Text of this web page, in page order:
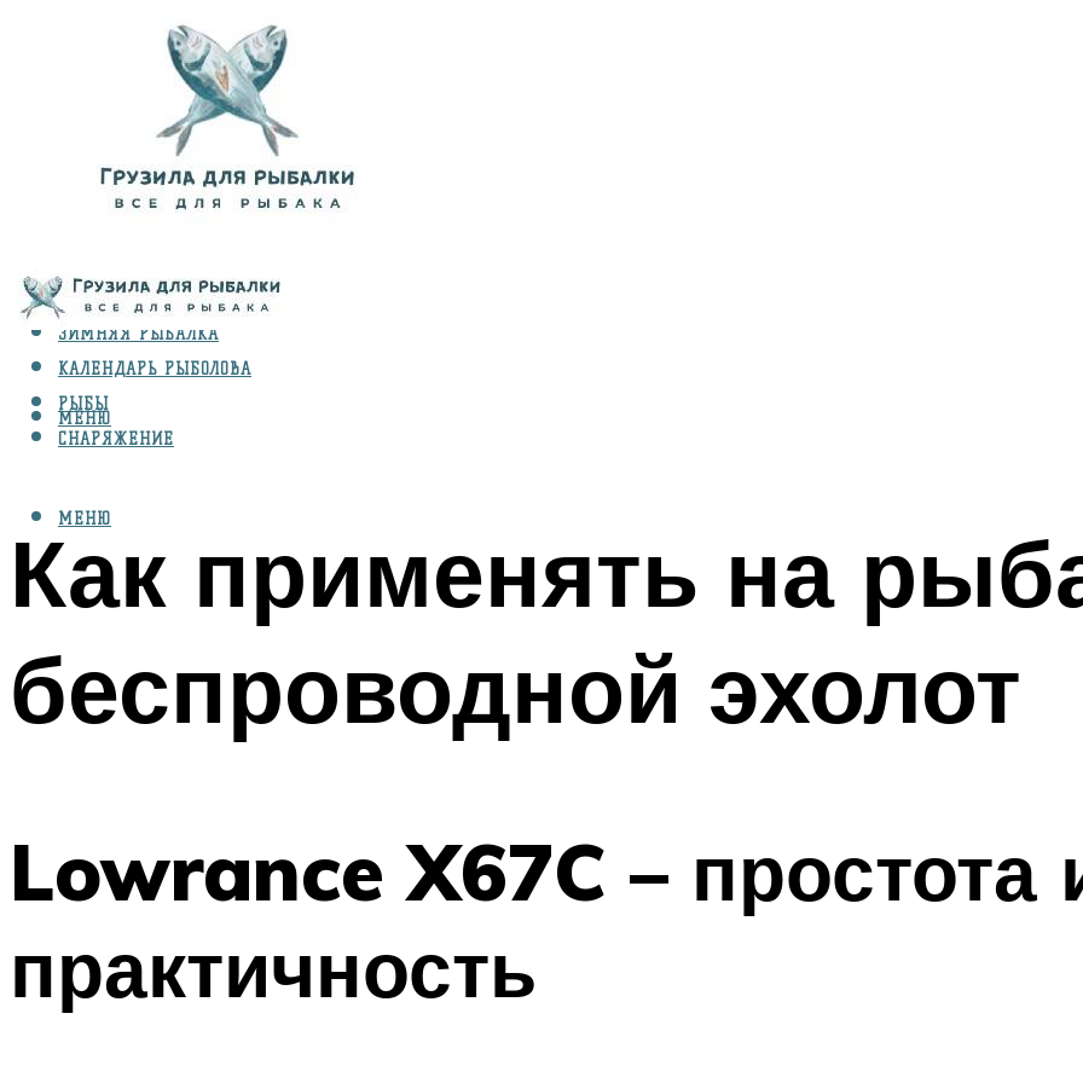
ВИДЫ ЛОВЛИ
ЗИМНЯЯ РЫБАЛКА
КАЛЕНДАРЬ РЫБОЛОВА
РЫБЫ
СНАРЯЖЕНИЕ
МЕНЮ
МЕНЮ
Как применять на
беспроводной эхолот
Lowrance X67C – простота
практичность